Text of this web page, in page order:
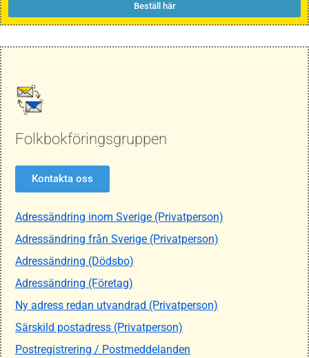
Beställ här
Folkbokföringsgruppen
Kontakta oss
Adressändring inom Sverige (Privatperson)
Adressändring från Sverige (Privatperson)
Adressändring (Dödsbo)
Adressändring (Företag)
Ny adress redan utvandrad (Privatperson)
Särskild postadress (Privatperson)
Postregistrering / Postmeddelanden